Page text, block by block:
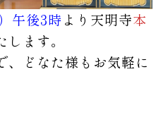
午後3時より天明寺本
します。
、どなた様もお気軽に